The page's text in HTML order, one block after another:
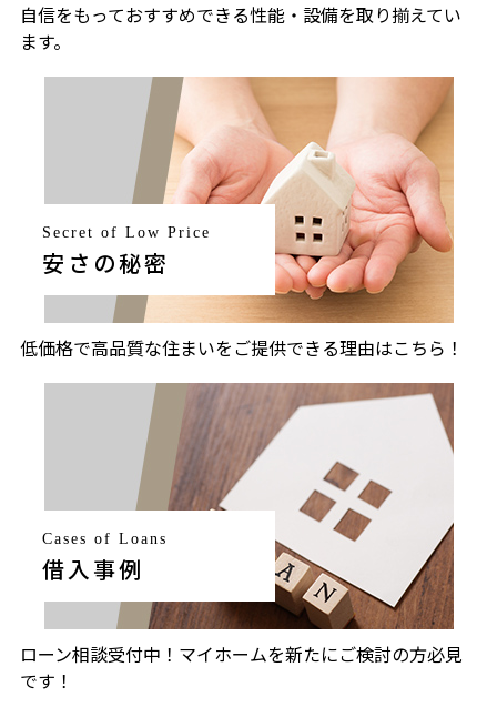
自信をもっておすすめできる性能・設備を取り揃えてい
ます。
Secret of Low Price
安さの秘密
低価格で高品質な住まいをご提供できる理由はこちら！
Cases of Loans
借入事例
ローン相談受付中！マイホームを新たにご検討の方必見
です！